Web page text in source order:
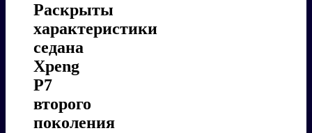
Раскрыты
характеристики
седана
Xpeng
P7
второго
поколения